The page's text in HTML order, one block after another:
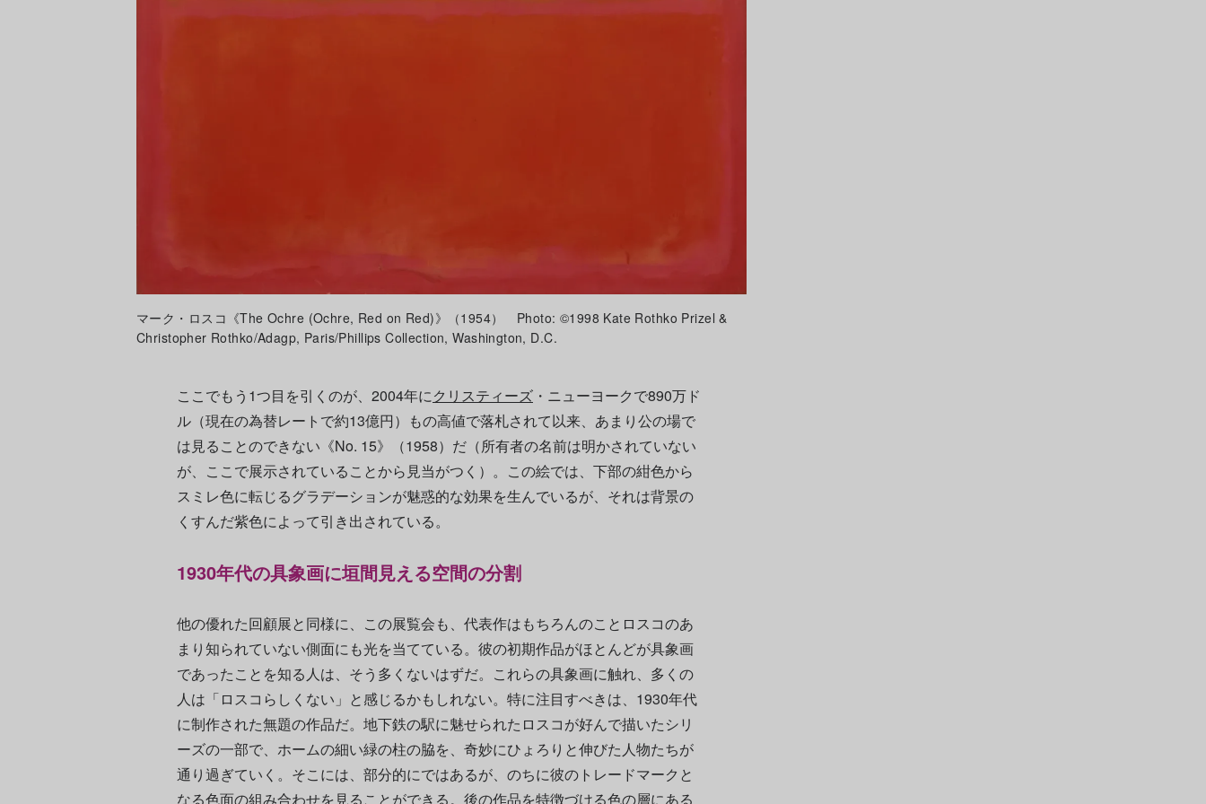
マーク・ロスコ《The Ochre (Ochre, Red on Red)》（1954） Photo: ©1998 Kate Rothko Prizel &
Christopher Rothko/Adagp, Paris/Phillips Collection, Washington, D.C.
ここでもう1つ目を引くのが、2004年にクリスティーズ ・ニューヨークで890万ド
ル（現在の為替レートで約13億円）もの高値で落札されて以来、あまり公の場で
は見ることのできない《No. 15》（1958）だ（所有者の名前は明かされていない
が、ここで展示されていることから見当がつく）。この絵では、下部の紺色から
スミレ色に転じるグラデーションが魅惑的な効果を生んでいるが、それは背景の
くすんだ紫色によって引き出されている。
1930年代の具象画に垣間見える空間の分割
他の優れた回顧展と同様に、この展覧会も、代表作はもちろんのことロスコのあ
まり知られていない側面にも光を当てている。彼の初期作品がほとんどが具象画
であったことを知る人は、そう多くないはずだ。これらの具象画に触れ、多くの
人は「ロスコらしくない」と感じるかもしれない。特に注目すべきは、1930年代
に制作された無題の作品だ。地下鉄の駅に魅せられたロスコが好んで描いたシリ
ーズの一部で、ホームの細い緑の柱の脇を、奇妙にひょろりと伸びた人物たちが
通り過ぎていく。そこには、部分的にではあるが、のちに彼のトレードマークと
なる色面の組み合わせを見ることができる。後の作品を特徴づける色の層にある